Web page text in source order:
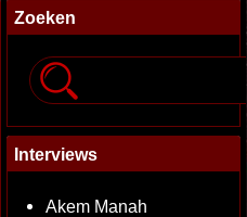
Zoeken
Interviews
Akem Manah